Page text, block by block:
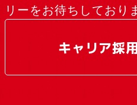
リーをお待ちしており
キャリア採